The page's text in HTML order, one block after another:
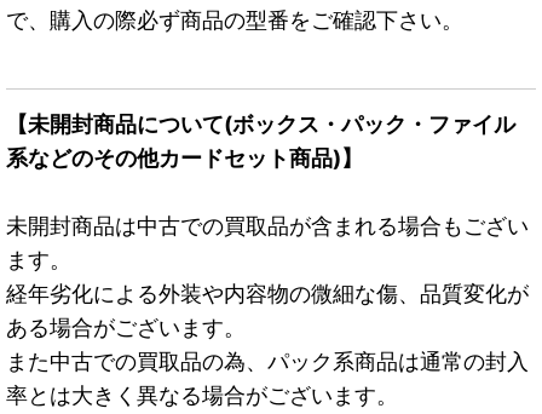
で、購入の際必ず商品の型番をご確認下さい。
【未開封商品について(ボックス・パック・ファイル
系などのその他カードセット商品)】
未開封商品は中古での買取品が含まれる場合もござい
ます。
経年劣化による外装や内容物の微細な傷、品質変化が
ある場合がございます。
また中古での買取品の為、パック系商品は通常の封入
率とは大きく異なる場合がございます。